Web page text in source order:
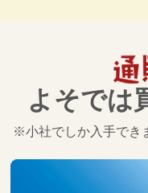
よそでは
※小社でしか入手でき